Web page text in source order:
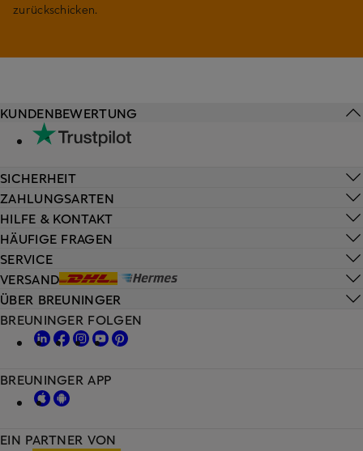
zurückschicken.
HILFE & KONTAKT
HÄUFIGE FRAGEN
SERVICE
VERSAND
KUNDENBEWERTUNG
SICHERHEIT
ZAHLUNGSARTEN
ÜBER BREUNINGER
EIN PARTNER VON
BREUNINGER FOLGEN
BREUNINGER APP